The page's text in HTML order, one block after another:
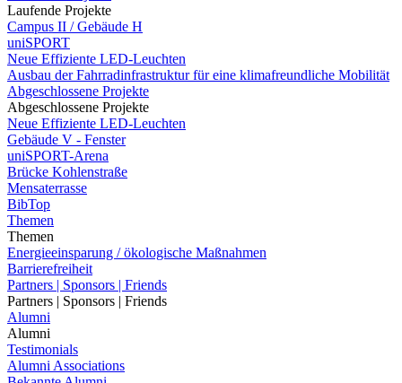
Laufende Projekte
Campus II / Gebäude H
uniSPORT
Neue Effiziente LED-Leuchten
Ausbau der Fahrradinfrastruktur für eine klimafreundliche Mobilität
Abgeschlossene Projekte
Abgeschlossene Projekte
Neue Effiziente LED-Leuchten
Gebäude V - Fenster
uniSPORT-Arena
Brücke Kohlenstraße
Mensaterrasse
BibTop
Themen
Themen
Energieeinsparung / ökologische Maßnahmen
Barrierefreiheit
Partners | Sponsors | Friends
Partners | Sponsors | Friends
Alumni
Alumni
Testimonials
Alumni Associations